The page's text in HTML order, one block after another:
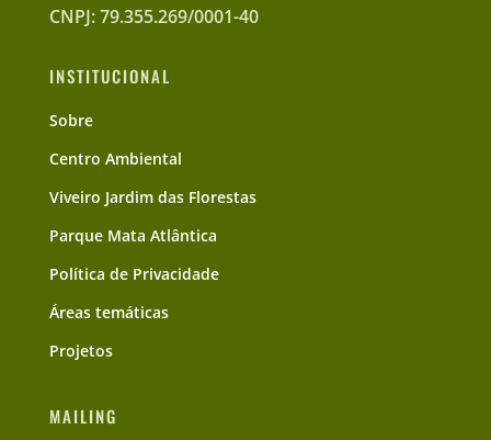
CNPJ: 79.355.269/0001-40
INSTITUCIONAL
Sobre
Centro Ambiental
Viveiro Jardim das Florestas
Parque Mata Atlântica
Política de Privacidade
Áreas temáticas
Projetos
MAILING